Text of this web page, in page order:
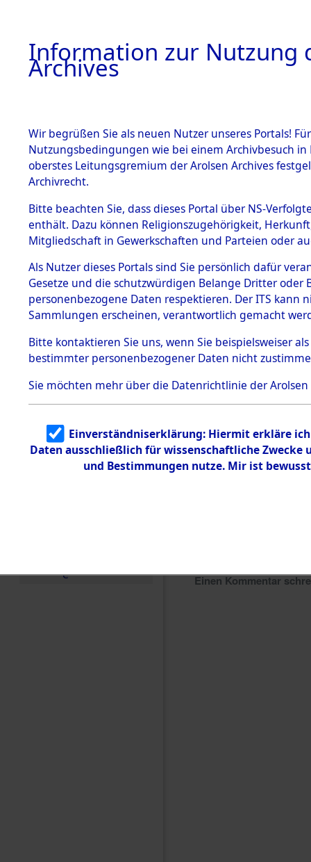
BESTÄNDE
1.
mente
5. Verschiedenes
5.3
Todesmärsche
5.3.1 Alliierte
Erhebungen
zu
Todesmärsch
en
5.3.2
Identifizierun
5.3.3
Todesmärsch
e
Listen
0004
Einen Kommentar
Information zur Nutzung
Archives
Wir begrüßen Sie als neuen Nutzer unseres Portals!
Nutzungsbedingungen wie bei einem Archivbesuch
oberstes Leitungsgremium der Arolsen Archives
Archivrecht.
Bitte beachten Sie, dass dieses Portal über NS-
enthält. Dazu können Religionszugehörigkeit,
Mitgliedschaft in Gewerkschaften und Parteien oder
Als Nutzer dieses Portals sind Sie persönlich dafür
Gesetze und die schutzwürdigen Belange Dritter
personenbezogene Daten respektieren. Der ITS
Sammlungen erscheinen, verantwortlich gemacht
Bitte kontaktieren Sie uns, wenn Sie beispielsweiser
bestimmter personenbezogener Daten nicht
Sie möchten mehr über die Datenrichtlinie der Arolsen
Einverständniserklärung: Hiermit erkläre
Daten ausschließlich für wissenschaftliche
und Bestimmungen nutze. Mir ist